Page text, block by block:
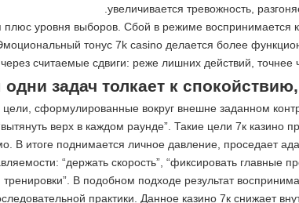
увеличивается тревожность,
плюс уровня выборов. Сбой в режиме
тонус 7k casino делается более
считаемые сдвиги: реже лишних действий, точнее
одни задач толкает к
сформулированные вокруг внешне заданном
верх в каждом раунде”. Такие цели 7к
В итоге поднимается личное давление, проседает
“держать скорость”, “фиксировать главные
В подобном подходе результат
практики. Данное казино 7к снижает